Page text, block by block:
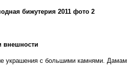
бижутерия 2011 фото 2
внешности
украшения с большими камнями.